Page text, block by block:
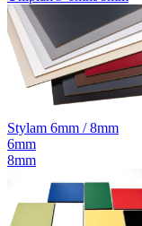
Stylam 6mm / 8mm
6mm
8mm